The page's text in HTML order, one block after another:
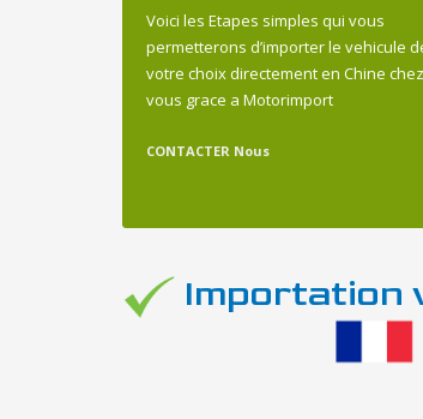
Voici les Etapes simples qui vous
permetterons d’importer le vehicule
votre choix directement en Chine chez
vous grace a Motorimport
CONTACTER Nous
Importation